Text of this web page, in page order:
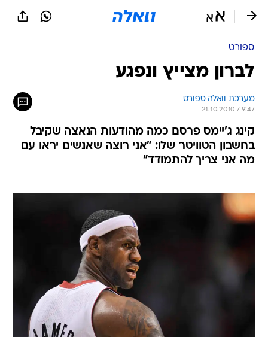
ספורט
לברון מצייץ ונפגע
מערכת וואלה ספורט
21.10.2010 / 9:47
קינג ג'יימס פרסם כמה מהודעות הנאצה שקיבל
בחשבון הטוויטר שלו: "אני רוצה שאנשים יראו עם
מה אני צריך להתמודד"